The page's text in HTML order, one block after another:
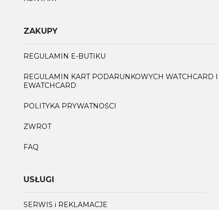
ZAKUPY
REGULAMIN E-BUTIKU
REGULAMIN KART PODARUNKOWYCH WATCHCARD I
EWATCHCARD
POLITYKA PRYWATNOŚCI
ZWROT
FAQ
USŁUGI
SERWIS i REKLAMACJE